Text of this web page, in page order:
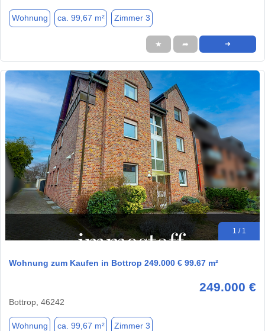
Wohnung ca. 99,67 m² Zimmer 3
★ ➦ ➜
1 / 1
Wohnung zum Kaufen in Bottrop 249.000 € 99.67 m²
249.000 €
Bottrop, 46242
Wohnung ca. 99,67 m² Zimmer 3